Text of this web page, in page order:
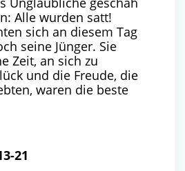
Alle wurden satt!
sich an diesem Tag
seine Jünger. Sie
Zeit, an sich zu
und die Freude, die
waren die beste
21